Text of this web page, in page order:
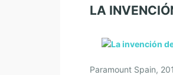
LA
Paramount Spain,